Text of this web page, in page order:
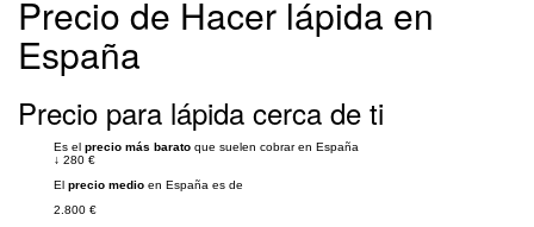
Precio de Hacer lápida en
España
Precio para lápida cerca de ti
Es el precio más barato que suelen cobrar en España
↓ 280 €
El precio medio en España es de
2.800 €